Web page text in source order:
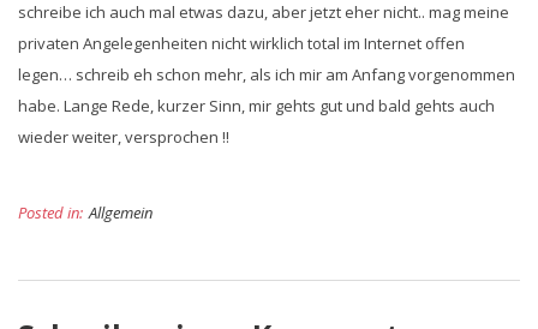
schreibe ich auch mal etwas dazu, aber jetzt eher nicht.. mag meine
privaten Angelegenheiten nicht wirklich total im Internet offen
legen… schreib eh schon mehr, als ich mir am Anfang vorgenommen
habe. Lange Rede, kurzer Sinn, mir gehts gut und bald gehts auch
wieder weiter, versprochen !!
Posted in: Allgemein